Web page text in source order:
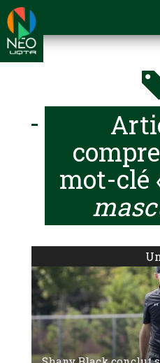
mot-clé